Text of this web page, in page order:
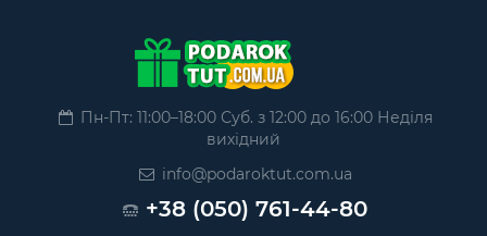
Пн-Пт: 11:00–18:00 Суб. з 12:00 до 16:00 Неділя
вихідний
info@podaroktut.com.ua
+38 (050) 761-44-80